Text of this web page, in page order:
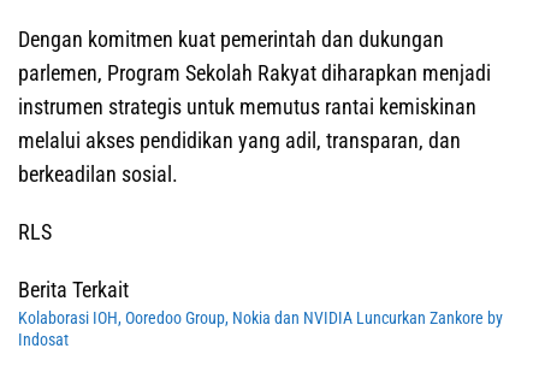
Dengan komitmen kuat pemerintah dan dukungan
parlemen, Program Sekolah Rakyat diharapkan menjadi
instrumen strategis untuk memutus rantai kemiskinan
melalui akses pendidikan yang adil, transparan, dan
berkeadilan sosial.
RLS
Berita Terkait
Kolaborasi IOH, Ooredoo Group, Nokia dan NVIDIA Luncurkan Zankore by
Indosat